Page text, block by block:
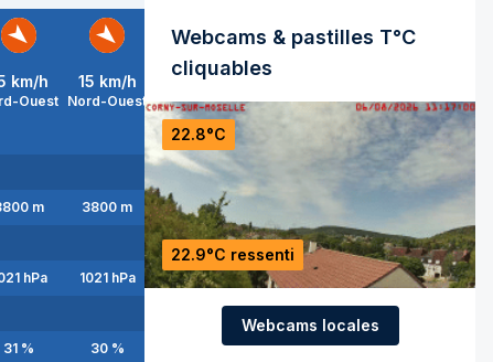
km/h
Ouest
15 km/h
Nord-Ouest
15km/h
Nord-Ouest
15
Nord-Ouest Nord-Ouest Nord-
m 3800 m 3800m 3900
hPa 1021hPa 1021hPa 1021 hPa 1021hPa 1021hPa
31 % 30% 32% 32%
Webcams & pastilles T°C
cliquables
22.8°C
22.9°C ressenti
Webcams locales